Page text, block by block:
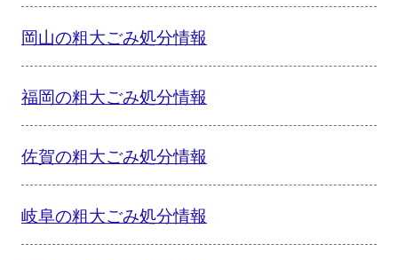
岡山の粗大ごみ処分情報
福岡の粗大ごみ処分情報
佐賀の粗大ごみ処分情報
岐阜の粗大ごみ処分情報